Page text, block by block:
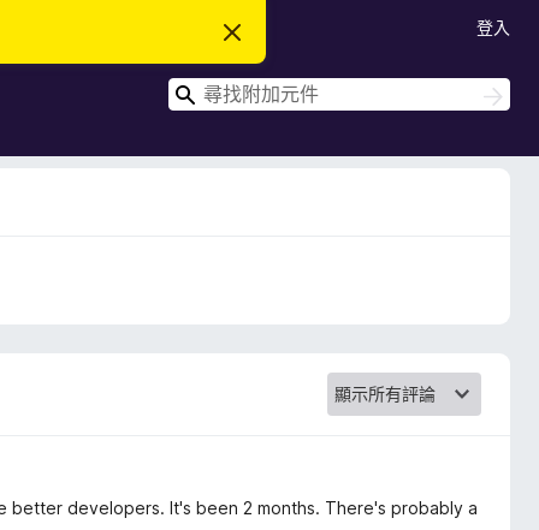
忽
此
通
知
登入
搜
搜
尋
better developers. It's been 2 months. There's probably a